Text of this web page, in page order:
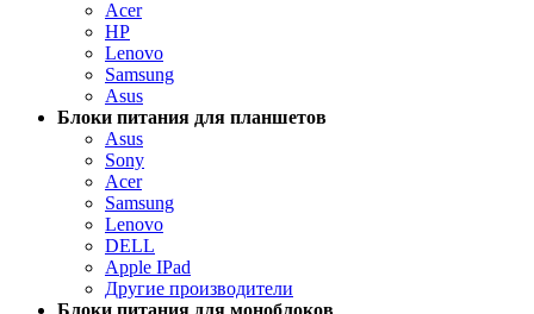
Acer
HP
Lenovo
Samsung
Asus
Блоки питания для планшетов
Asus
Sony
Acer
Samsung
Lenovo
DELL
Apple IPad
Другие производители
Блоки питания для моноблоков